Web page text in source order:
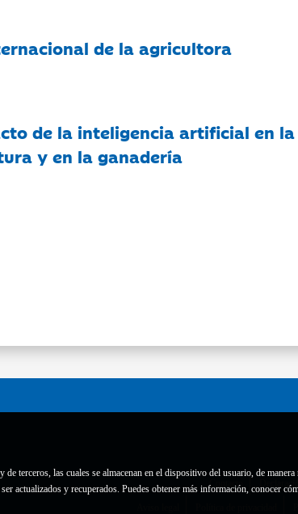
terceros, las cuales se almacenan en el dispositivo del usuario, de
actualizados y recuperados. Puedes obtener más información, conocer
de la agricultora
de la inteligencia artificial en la
y en la ganadería
Contacto